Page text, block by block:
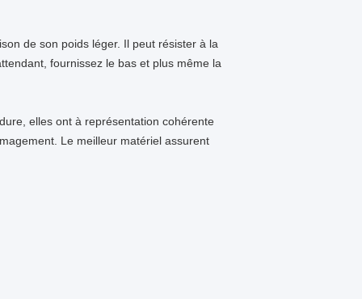
de son poids léger. Il peut résister à la
fournissez le bas et plus même la
elles ont à représentation cohérente
Le meilleur matériel assurent